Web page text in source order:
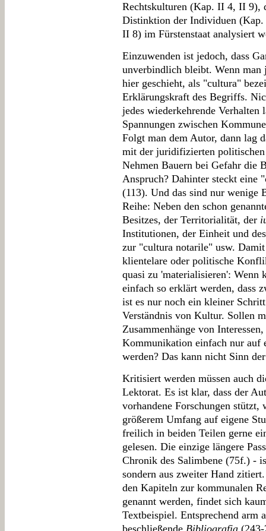
Rechtskulturen (Kap. II 4, II 9),
Distinktion der Individuen
II 8) im Fürstenstaat analysiert
Einzuwenden ist jedoch, dass
unverbindlich bleibt. Wenn man
hier geschieht, als "cultura"
Erklärungskraft des Begriffs.
jedes wiederkehrende
Spannungen zwischen
Folgt man dem Autor, dann lag
mit der juridifizierten
Nehmen Bauern bei Gefahr die
Anspruch? Dahinter steckt eine
(113). Und das sind nur wenige
Reihe: Neben den schon
Besitzes, der Territorialität, der
Institutionen, der Einheit und
zur "cultura notarile" usw.
klientelare oder politische
quasi zu 'materialisieren': Wenn
einfach so erklärt werden, dass
ist es nur noch ein kleiner
Verständnis von Kultur. Sollen
Zusammenhänge von
Kommunikation einfach nur auf
werden? Das kann nicht Sinn
Kritisiert werden müssen auch
Lektorat. Es ist klar, dass der
vorhandene Forschungen
größerem Umfang auf eigene
freilich in beiden Teilen gerne
gelesen. Die einzige längere
Chronik des Salimbene (75f.) -
sondern aus zweiter Hand
den Kapiteln zur kommunalen
genannt werden, findet sich
Textbeispiel. Entsprechend arm
beschließende Bibliografia